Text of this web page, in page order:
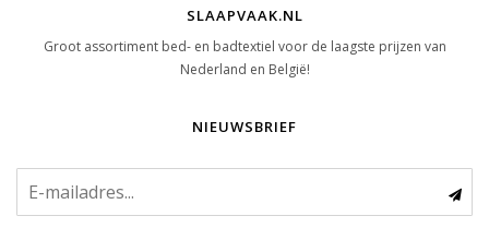
SLAAPVAAK.NL
Groot assortiment bed- en badtextiel voor de laagste prijzen van
Nederland en België!
NIEUWSBRIEF